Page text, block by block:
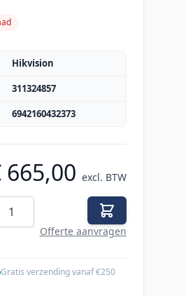
Hikvision
311324857
6942160432373
665,00 excl. BTW
Offerte aanvragen
Gratis verzending vanaf €250